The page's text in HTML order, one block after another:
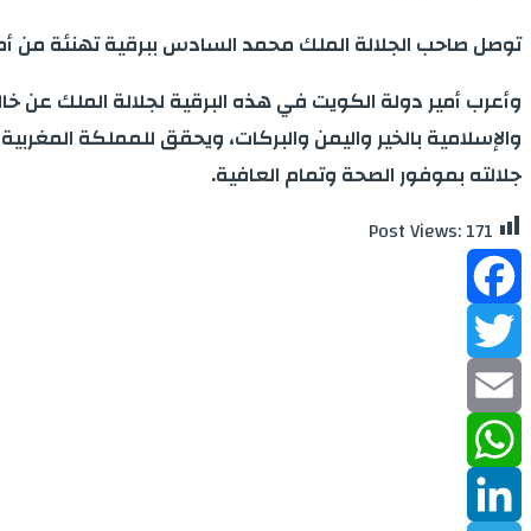
توصل صاحب الجلالة الملك محمد السادس ببرقية تهنئة من
وأعرب أمير دولة الكويت في هذه البرقية لجلالة الملك عن
والإسلامية بالخير واليمن والبركات، ويحقق للمملكة
جلالته بموفور الصحة وتمام العافية.
Post Views:171
Facebook
Twitter
Email
WhatsApp